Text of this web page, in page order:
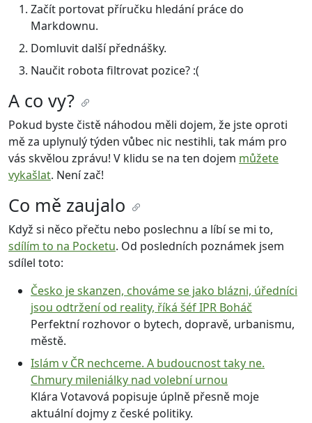
Začít portovat příručku hledání práce do
Markdownu.
Domluvit další přednášky.
Naučit robota filtrovat pozice? :(
A co vy?
Pokud byste čistě náhodou měli dojem, že jste oproti
mě za uplynulý týden vůbec nic nestihli, tak mám pro
vás skvělou zprávu! V klidu se na ten dojem můžete
vykašlat. Není zač!
Co mě zaujalo
Když si něco přečtu nebo poslechnu a líbí se mi to,
sdílím to na Pocketu. Od posledních poznámek jsem
sdílel toto:
Česko je skanzen, chováme se jako blázni, úředníci
jsou odtržení od reality, říká šéf IPR Boháč
Perfektní rozhovor o bytech, dopravě, urbanismu,
městě.
Islám v ČR nechceme. A budoucnost taky ne.
Chmury mileniálky nad volební urnou
Klára Votavová popisuje úplně přesně moje
aktuální dojmy z české politiky.